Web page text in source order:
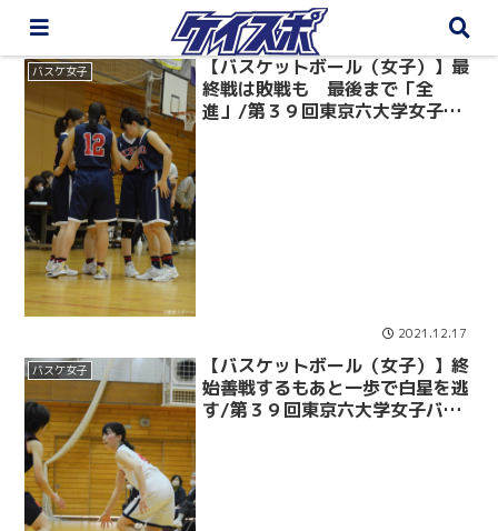
バスケ女子
【バスケットボール（女子）】最
終戦は敗戦も 最後まで「全
進」/第３９回東京六大学女子バ
2021.12.17
バスケ女子
【バスケットボール（女子）】終
始善戦するもあと一歩で白星を逃
す/第３９回東京六大学女子バス